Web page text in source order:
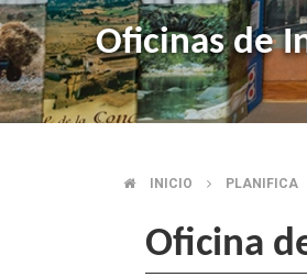
Oficinas de
INICIO PLANIFICA
Oficina